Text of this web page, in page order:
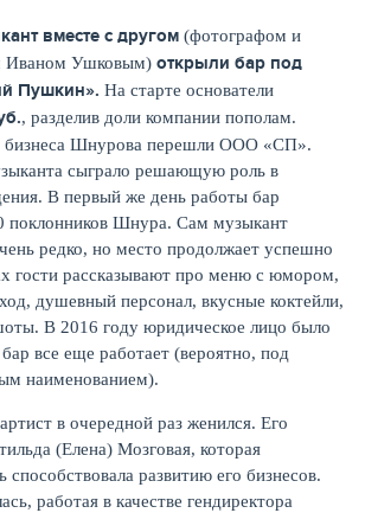
вместе с другом (фотографом и
Иваном Ушковым) открыли бар под
Пушкин». На старте основатели
, разделив доли компании пополам.
бизнеса Шнурова перешли ООО «СП».
сыграло решающую роль в
В первый же день работы бар
поклонников Шнура. Сам музыкант
редко, но место продолжает успешно
гости рассказывают про меню с юмором,
душевный персонал, вкусные коктейли,
В 2016 году юридическое лицо было
все еще работает (вероятно, под
наименованием).
в очередной раз женился. Его
(Елена) Мозговая, которая
способствовала развитию его бизнесов.
работая в качестве гендиректора